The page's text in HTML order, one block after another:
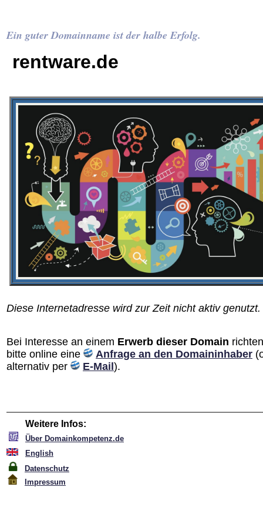
Ein guter Domainname ist der halbe Erfolg.
rentware.de
Diese Internetadresse wird zur Zeit nicht aktiv genutzt.
Bei Interesse an einem Erwerb dieser Domain
bitte online eine
Anfrage an den Domain­inhaber
alternativ per
E-Mail ).
Weitere Infos:
Über Domainkompetenz.de
English
Datenschutz
Impressum